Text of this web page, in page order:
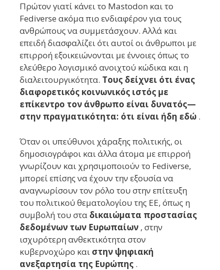
Πρώτον γιατί κάνει το Mastodon και το
Fediverse ακόμα πιο ενδιαφέρον για τους
ανθρώπους να συμμετάσχουν. Αλλά και
επειδή διασφαλίζει ότι αυτοί οι άνθρωποι με
επιρροή εξοικειώνονται με έννοιες όπως το
ελεύθερο λογισμικό ανοιχτού κώδικα και η
διαλειτουργικότητα. Τους δείχνει ότι ένας
διαφορετικός κοινωνικός ιστός με
επίκεντρο τον άνθρωπο είναι δυνατός—
στην πραγματικότητα: ότι είναι ήδη εδώ .
Όταν οι υπεύθυνοι χάραξης πολιτικής, οι
δημοσιογράφοι και άλλα άτομα με επιρροή
γνωρίζουν και χρησιμοποιούν το Fediverse,
μπορεί επίσης να έχουν την εξουσία να
αναγνωρίσουν τον ρόλο του στην επίτευξη
του πολιτικού θεματολογίου της ΕΕ, όπως η
συμβολή του στα δικαιώματα προστασίας
δεδομένων των Ευρωπαίων , στην
ισχυρότερη ανθεκτικότητα στον
κυβερνοχώρο και στην ψηφιακή
ανεξαρτησία της Ευρώπης .